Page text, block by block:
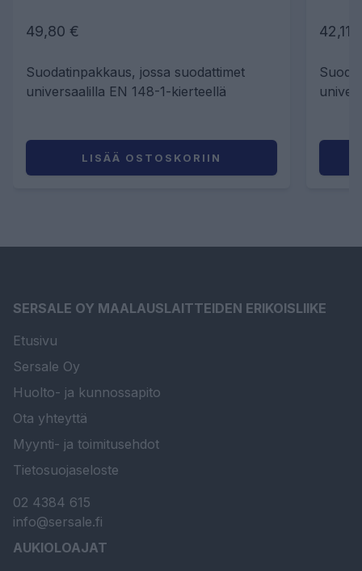
49,80 €
Suodatinpakkaus, jossa suodattimet
universaalilla EN 148-1-kierteellä
LISÄÄ OSTOSKORIIN
42,11
SERSALE OY MAALAUSLAITTEIDEN ERIKOISLIIKE
Etusivu
Sersale Oy
Huolto- ja kunnossapito
Ota yhteyttä
Myynti- ja toimitusehdot
Tietosuojaseloste
02 4384 615
info@sersale.fi
AUKIOLOAJAT